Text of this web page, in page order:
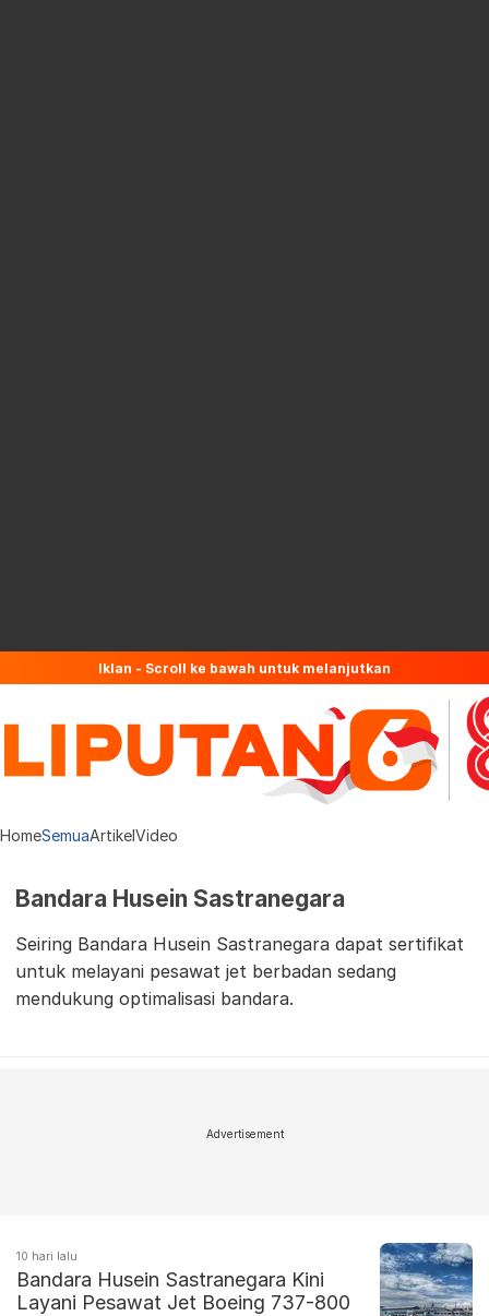
Iklan - Scroll ke bawah untuk melanjutkan
HomeSemuaArtikelVideo
Bandara Husein Sastranegara
Seiring Bandara Husein Sastranegara dapat sertifikat
untuk melayani pesawat jet berbadan sedang
mendukung optimalisasi bandara.
Advertisement
10 hari lalu
Bandara Husein Sastranegara Kini
Layani Pesawat Jet Boeing 737-800